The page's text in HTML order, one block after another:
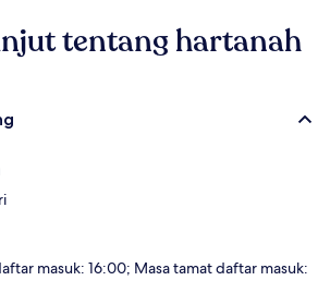
tentang hartanah
masuk: 16:00; Masa tamat daftar masuk: